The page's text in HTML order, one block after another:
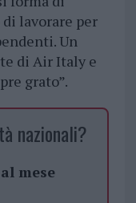
lavorare per
Un
di Air Italy e
grato”.
nazionali?
mese